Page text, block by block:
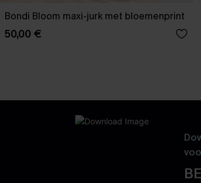
Bondi Bloom maxi-jurk met bloemenprint
50,00 €